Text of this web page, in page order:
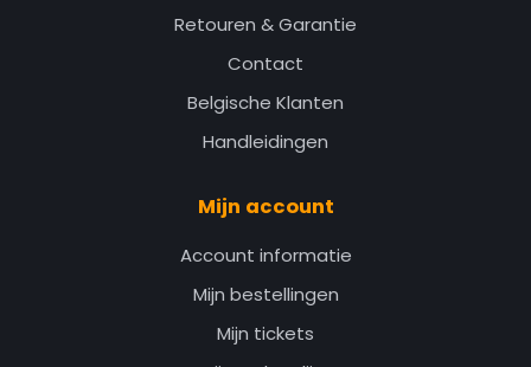
Retouren & Garantie
Contact
Belgische Klanten
Handleidingen
Mijn account
Account informatie
Mijn bestellingen
Mijn tickets